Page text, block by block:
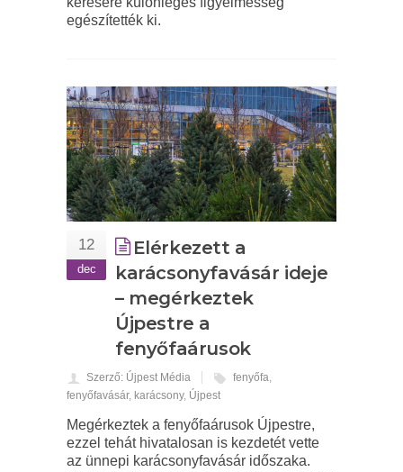
egészítették ki.
12
dec
Elérkezett a
karácsonyfavásár ideje
– megérkeztek
Újpestre a
fenyőfaárusok
Szerző: Újpest Média fenyőfa
fenyőfavásár, karácsony, Újpest
Megérkeztek a fenyőfaárusok Újpestre,
ezzel tehát hivatalosan is kezdetét vette
az ünnepi karácsonyfavásár időszaka.